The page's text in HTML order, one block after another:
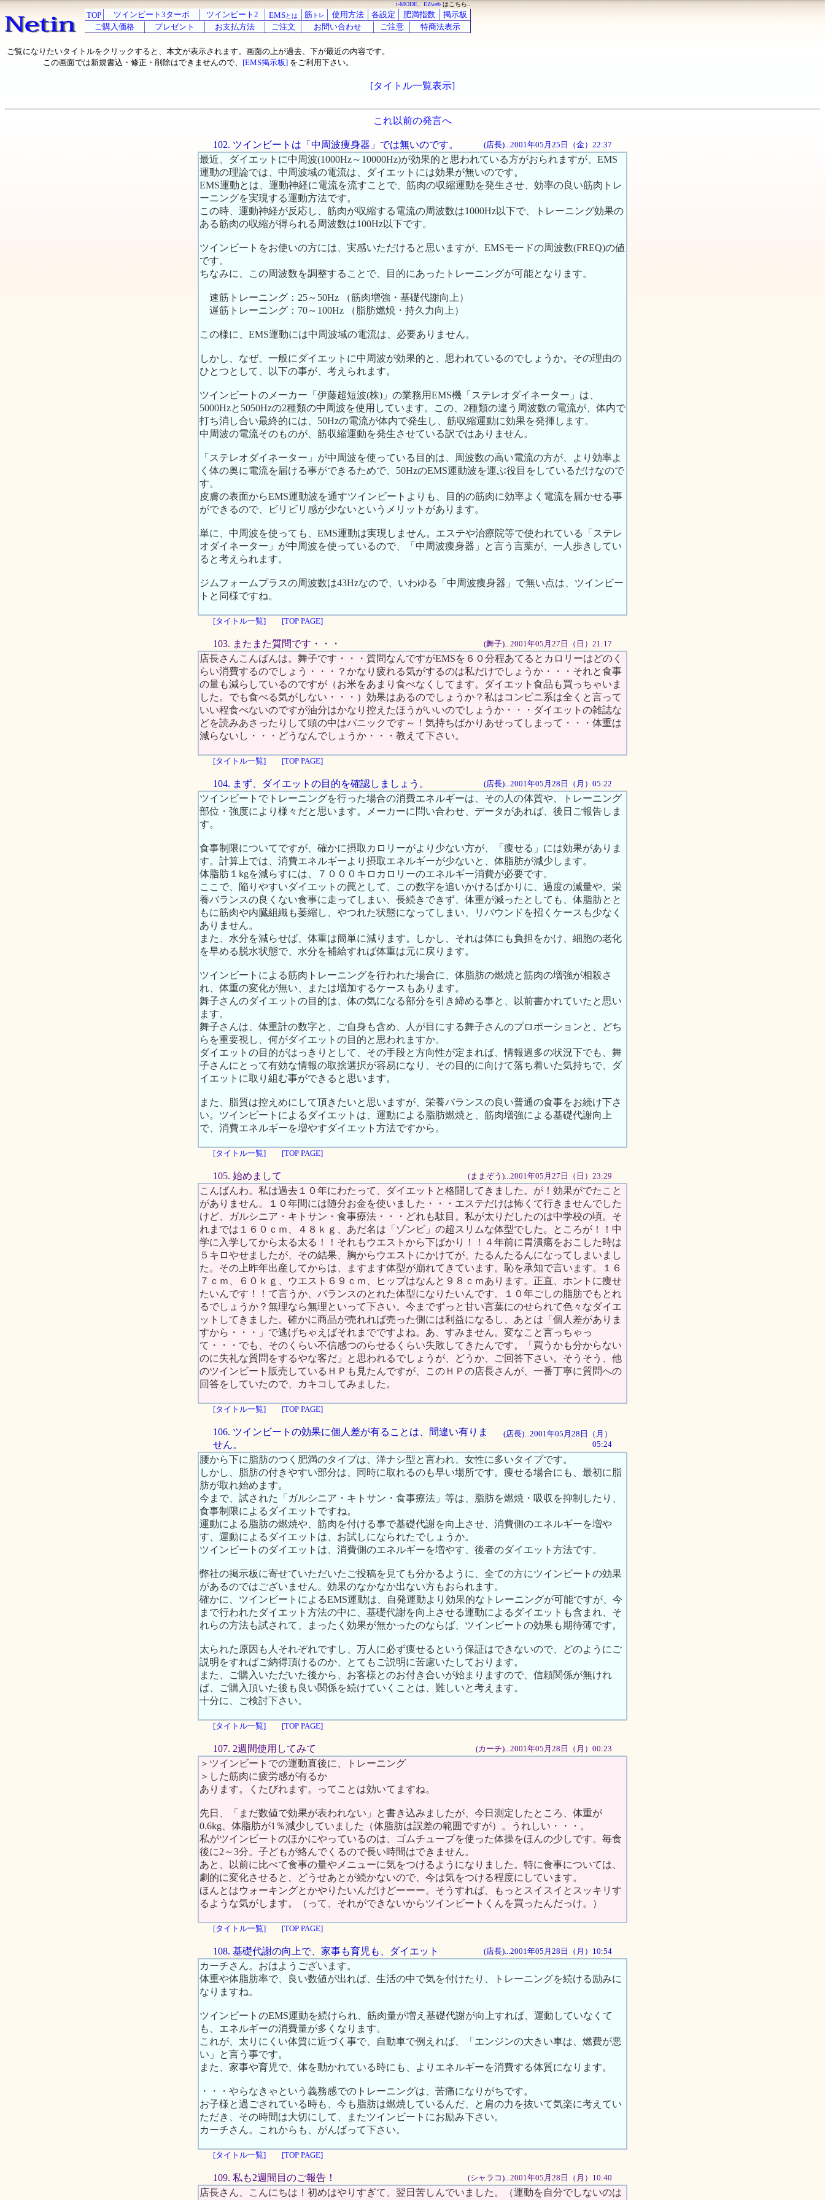
i-MODE、EZweb はこちら..
TOP ツインビート3ターボ ツインビート2 EMSとは 筋 トレ 使用方法 各設定 肥満指数
掲示板
ご購入価格
プレゼント お支払方法 ご注文 お問い合わせ ご注意 特商法表示
ご覧になりたいタイトルをクリックすると、本文が表示されます。画面の上が過去、下が最近の内容です。
この画面では新規書込・修正・削除はできませんので、 [EMS掲示板] をご利用下さい。
[タイトル一覧表示]
これ以前の発言へ
102. ツインビートは「中周波痩身器」では無いのです。 (店長)...2001年05月25日（金）22:37
最近、ダイエットに中周波(1000Hz～10000Hz)が効果的と思われている方がおられますが、EMS
運動の理論では、中周波域の電流は、ダイエットには効果が無いのです。
EMS運動とは、運動神経に電流を流すことで、筋肉の収縮運動を発生させ、効率の良い筋肉トレ
ーニングを実現する運動方法です。
この時、運動神経が反応し、筋肉が収縮する電流の周波数は1000Hz以下で、トレーニング効果の
ある筋肉の収縮が得られる周波数は100Hz以下です。
ツインビートをお使いの方には、実感いただけると思いますが、EMSモードの周波数(FREQ)の値
です。
ちなみに、この周波数を調整することで、目的にあったトレーニングが可能となります。
速筋トレーニング：25～50Hz （筋肉増強・基礎代謝向上）
遅筋トレーニング：70～100Hz （脂肪燃焼・持久力向上）
この様に、EMS運動には中周波域の電流は、必要ありません。
しかし、なぜ、一般にダイエットに中周波が効果的と、思われているのでしょうか。その理由の
ひとつとして、以下の事が、考えられます。
ツインビートのメーカー「伊藤超短波(株)」の業務用EMS機「ステレオダイネーター」は、
5000Hzと5050Hzの2種類の中周波を使用しています。この、2種類の違う周波数の電流が、体内で
打ち消し合い最終的には、50Hzの電流が体内で発生し、筋収縮運動に効果を発揮します。
中周波の電流そのものが、筋収縮運動を発生させている訳ではありません。
「ステレオダイネーター」が中周波を使っている目的は、周波数の高い電流の方が、より効率よ
く体の奥に電流を届ける事ができるためで、50HzのEMS運動波を運ぶ役目をしているだけなので
す。
皮膚の表面からEMS運動波を通すツインビートよりも、目的の筋肉に効率よく電流を届かせる事
ができるので、ビリビリ感が少ないというメリットがあります。
単に、中周波を使っても、EMS運動は実現しません。エステや治療院等で使われている「ステレ
オダイネーター」が中周波を使っているので、「中周波痩身器」と言う言葉が、一人歩きしてい
ると考えられます。
ジムフォームプラスの周波数は43Hzなので、いわゆる「中周波痩身器」で無い点は、ツインビー
トと同様ですね。
[タイトル一覧] [TOP PAGE]
103. またまた質問です・・・ (舞子)...2001年05月27日（日）21:17
店長さんこんばんは。舞子です・・・質問なんですがEMSを６０分程あてるとカロリーはどのく
らい消費するのでしょう・・・？かなり疲れる気がするのは私だけでしょうか・・・それと食事
の量も減らしているのですが（お米をあまり食べなくしてます。ダイエット食品も買っちゃいま
した。でも食べる気がしない・・・）効果はあるのでしょうか？私はコンビニ系は全くと言って
いい程食べないのですが油分はかなり控えたほうがいいのでしょうか・・・ダイエットの雑誌な
どを読みあさったりして頭の中はパニックです～！気持ちばかりあせってしまって・・・体重は
減らないし・・・どうなんでしょうか・・・教えて下さい。
[タイトル一覧] [TOP PAGE]
104. まず、ダイエットの目的を確認しましょう。 (店長)...2001年05月28日（月）05:22
ツインビートでトレーニングを行った場合の消費エネルギーは、その人の体質や、トレーニング
部位・強度により様々だと思います。メーカーに問い合わせ、データがあれば、後日ご報告しま
す。
食事制限についてですが、確かに摂取カロリーがより少ない方が、「痩せる」には効果がありま
す。計算上では、消費エネルギーより摂取エネルギーが少ないと、体脂肪が減少します。
体脂肪１kgを減らすには、７０００キロカロリーのエネルギー消費が必要です。
ここで、陥りやすいダイエットの罠として、この数字を追いかけるばかりに、過度の減量や、栄
養バランスの良くない食事に走ってしまい、長続きできず、体重が減ったとしても、体脂肪とと
もに筋肉や内臓組織も萎縮し、やつれた状態になってしまい、リバウンドを招くケースも少なく
ありません。
また、水分を減らせば、体重は簡単に減ります。しかし、それは体にも負担をかけ、細胞の老化
を早める脱水状態で、水分を補給すれば体重は元に戻ります。
ツインビートによる筋肉トレーニングを行われた場合に、体脂肪の燃焼と筋肉の増強が相殺さ
れ、体重の変化が無い、または増加するケースもあります。
舞子さんのダイエットの目的は、体の気になる部分を引き締める事と、以前書かれていたと思い
ます。
舞子さんは、体重計の数字と、ご自身も含め、人が目にする舞子さんのプロポーションと、どち
らを重要視し、何がダイエットの目的と思われますか。
ダイエットの目的がはっきりとして、その手段と方向性が定まれば、情報過多の状況下でも、舞
子さんにとって有効な情報の取捨選択が容易になり、その目的に向けて落ち着いた気持ちで、ダ
イエットに取り組む事ができると思います。
また、脂質は控えめにして頂きたいと思いますが、栄養バランスの良い普通の食事をお続け下さ
い。ツインビートによるダイエットは、運動による脂肪燃焼と、筋肉増強による基礎代謝向上
で、消費エネルギーを増やすダイエット方法ですから。
[タイトル一覧] [TOP PAGE]
105. 始めまして (ままぞう)...2001年05月27日（日）23:29
こんばんわ。私は過去１０年にわたって、ダイエットと格闘してきました。が！効果がでたこと
がありません。１０年間には随分お金を使いました・・・エステだけは怖くて行きませんでした
けど、ガルシニア・キトサン・食事療法・・・どれも駄目。私が太りだしたのは中学校の頃。そ
れまでは１６０ｃｍ、４８ｋｇ、あだ名は「ゾンビ」の超スリムな体型でした。ところが！！中
学に入学してから太る太る！！それもウエストから下ばかり！！４年前に胃潰瘍をおこした時は
５キロやせましたが、その結果、胸からウエストにかけてが、たるんたるんになってしまいまし
た。その上昨年出産してからは、ますます体型が崩れてきています。恥を承知で言います。１６
７ｃｍ、６０ｋｇ、ウエスト６９ｃｍ、ヒップはなんと９８ｃｍあります。正直、ホントに痩せ
たいんです！！て言うか、バランスのとれた体型になりたいんです。１０年ごしの脂肪でもとれ
るでしょうか？無理なら無理といって下さい。今までずっと甘い言葉にのせられて色々なダイエ
ットしてきました。確かに商品が売れれば売った側には利益になるし、あとは「個人差がありま
すから・・・」で逃げちゃえばそれまでですよね。あ、すみません。変なこと言っちゃっ
て・・・でも、そのくらい不信感つのらせるくらい失敗してきたんです。「買うかも分からない
のに失礼な質問をするやな客だ」と思われるでしょうが、どうか、ご回答下さい。そうそう、他
のツインビート販売しているＨＰも見たんですが、このＨＰの店長さんが、一番丁寧に質問への
回答をしていたので、カキコしてみました。
[タイトル一覧] [TOP PAGE]
106. ツインビートの効果に個人差が有ることは、間違い有りま
せん。
(店長)...2001年05月28日（月）
05:24
腰から下に脂肪のつく肥満のタイプは、洋ナシ型と言われ、女性に多いタイプです。
しかし、脂肪の付きやすい部分は、同時に取れるのも早い場所です。痩せる場合にも、最初に脂
肪が取れ始めます。
今まで、試された「ガルシニア・キトサン・食事療法」等は、脂肪を燃焼・吸収を抑制したり、
食事制限によるダイエットですね。
運動による脂肪の燃焼や、筋肉を付ける事で基礎代謝を向上させ、消費側のエネルギーを増や
す、運動によるダイエットは、お試しになられたでしょうか。
ツインビートのダイエットは、消費側のエネルギーを増やす、後者のダイエット方法です。
弊社の掲示板に寄せていただいたご投稿を見ても分かるように、全ての方にツインビートの効果
があるのではございません。効果のなかなか出ない方もおられます。
確かに、ツインビートによるEMS運動は、自発運動より効果的なトレーニングが可能ですが、今
まで行われたダイエット方法の中に、基礎代謝を向上させる運動によるダイエットも含まれ、そ
れらの方法も試されて、まったく効果が無かったのならば、ツインビートの効果も期待薄です。
太られた原因も人それぞれですし、万人に必ず痩せるという保証はできないので、どのようにご
説明をすればご納得頂けるのか、とてもご説明に苦慮いたしております。
また、ご購入いただいた後から、お客様とのお付き合いが始まりますので、信頼関係が無けれ
ば、ご購入頂いた後も良い関係を続けていくことは、難しいと考えます。
十分に、ご検討下さい。
[タイトル一覧] [TOP PAGE]
107. 2週間使用してみて (カーチ)...2001年05月28日（月）00:23
＞ツインビートでの運動直後に、トレーニング
＞した筋肉に疲労感が有るか
あります。くたびれます。ってことは効いてますね。
先日、「まだ数値で効果が表われない」と書き込みましたが、今日測定したところ、体重が
0.6kg、体脂肪が1％減少していました（体脂肪は誤差の範囲ですが）。うれしい・・・。
私がツインビートのほかにやっているのは、ゴムチューブを使った体操をほんの少しです。毎食
後に2～3分。子どもが絡んでくるので長い時間はできません。
あと、以前に比べて食事の量やメニューに気をつけるようになりました。特に食事については、
劇的に変化させると、どうせあとが続かないので、今は気をつける程度にしています。
ほんとはウォーキングとかやりたいんだけどーーー。そうすれば、もっとスイスイとスッキリす
るような気がします。（って、それができないからツインビートくんを買ったんだっけ。）
[タイトル一覧] [TOP PAGE]
108. 基礎代謝の向上で、家事も育児も、ダイエット (店長)...2001年05月28日（月）10:54
カーチさん。おはようございます。
体重や体脂肪率で、良い数値が出れば、生活の中で気を付けたり、トレーニングを続ける励みに
なりますね。
ツインビートのEMS運動を続けられ、筋肉量が増え基礎代謝が向上すれば、運動していなくて
も、エネルギーの消費量が多くなります。
これが、太りにくい体質に近づく事で、自動車で例えれば、「エンジンの大きい車は、燃費が悪
い」と言う事です。
また、家事や育児で、体を動かれている時にも、よりエネルギーを消費する体質になります。
・・・やらなきゃという義務感でのトレーニングは、苦痛になりがちです。
お子様と過ごされている時も、今も脂肪は燃焼しているんだ、と肩の力を抜いて気楽に考えてい
ただき、その時間は大切にして、またツインビートにお励み下さい。
カーチさん。これからも、がんばって下さい。
[タイトル一覧] [TOP PAGE]
109. 私も2週間目のご報告！ (シャラコ)...2001年05月28日（月）10:40
店長さん、こんにちは！初めはやりすぎて、翌日苦しんでいました。（運動を自分でしないのは